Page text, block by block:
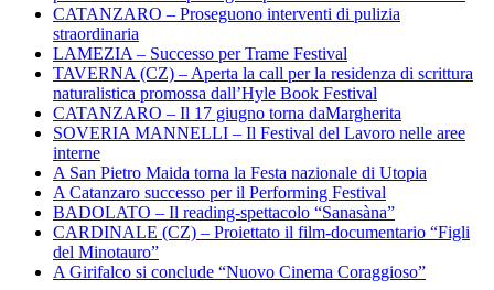
CATANZARO – Proseguono interventi di pulizia
straordinaria
LAMEZIA – Successo per Trame Festival
TAVERNA (CZ) – Aperta la call per la residenza di scrittura
naturalistica promossa dall’Hyle Book Festival
CATANZARO – Il 17 giugno torna daMargherita
SOVERIA MANNELLI – Il Festival del Lavoro nelle aree
interne
A San Pietro Maida torna la Festa nazionale di Utopia
A Catanzaro successo per il Performing Festival
BADOLATO – Il reading-spettacolo “Sanasàna”
CARDINALE (CZ) – Proiettato il film-documentario “Figli
del Minotauro”
A Girifalco si conclude “Nuovo Cinema Coraggioso”